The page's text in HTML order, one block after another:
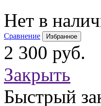
Нет в
Сравнение Избранное
2 300 руб.
Закрыть
Быстрый